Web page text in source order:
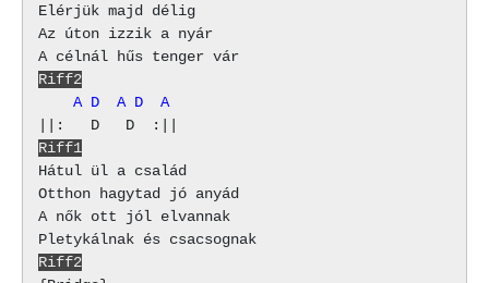
Elérjük majd délig
Az úton izzik a nyár
Riff2
    A D  A D  A
Riff1
Hátul ül a család
Otthon hagytad jó anyád
A nők ott jól elvannak
Riff2